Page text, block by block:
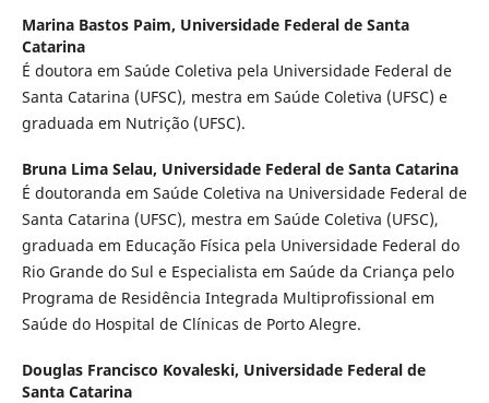
Marina Bastos Paim, Universidade Federal de Santa
Catarina
É doutora em Saúde Coletiva pela Universidade Federal de
Santa Catarina (UFSC), mestra em Saúde Coletiva (UFSC) e
graduada em Nutrição (UFSC).
Bruna Lima Selau, Universidade Federal de Santa Catarina
É doutoranda em Saúde Coletiva na Universidade Federal de
Santa Catarina (UFSC), mestra em Saúde Coletiva (UFSC),
graduada em Educação Física pela Universidade Federal do
Rio Grande do Sul e Especialista em Saúde da Criança pelo
Programa de Residência Integrada Multiprofissional em
Saúde do Hospital de Clínicas de Porto Alegre.
Douglas Francisco Kovaleski, Universidade Federal de
Santa Catarina